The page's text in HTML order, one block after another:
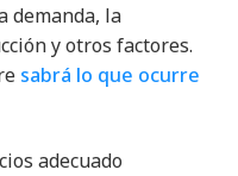
demanda, la
y otros factores.
sabrá lo que ocurre
adecuado